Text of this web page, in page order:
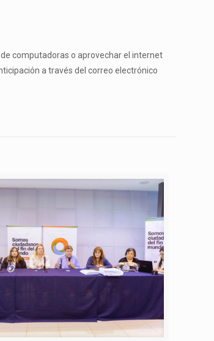
computadoras o aprovechar el internet
a través del correo electrónico